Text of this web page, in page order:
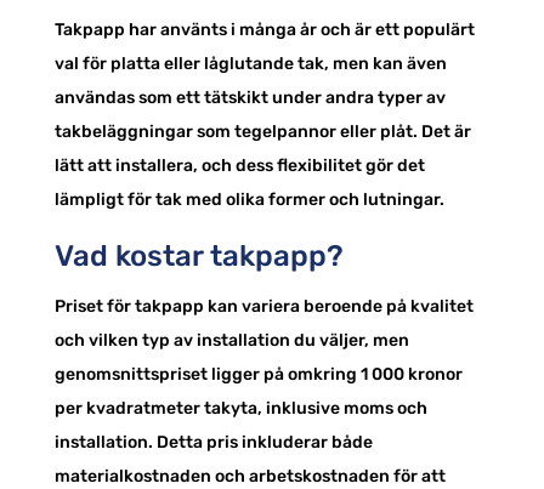
Takpapp har använts i många år och är ett populärt
val för platta eller låglutande tak, men kan även
användas som ett tätskikt under andra typer av
takbeläggningar som tegelpannor eller plåt. Det är
lätt att installera, och dess flexibilitet gör det
lämpligt för tak med olika former och lutningar.
Vad kostar takpapp?
Priset för takpapp kan variera beroende på kvalitet
och vilken typ av installation du väljer, men
genomsnittspriset ligger på omkring 1 000 kronor
per kvadratmeter takyta, inklusive moms och
installation. Detta pris inkluderar både
materialkostnaden och arbetskostnaden för att